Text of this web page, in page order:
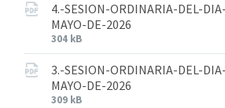
4.-SESION-ORDINARIA-DEL-
MAYO-DE-2026
304 kB
3.-SESION-ORDINARIA-DEL-
MAYO-DE-2026
309 kB